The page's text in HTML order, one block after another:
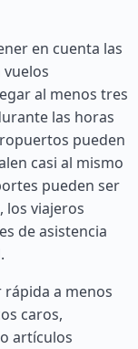
en cuenta las
al menos tres
las horas
pueden
casi al mismo
pueden ser
los viajeros
de asistencia
rápida a menos
caros,
artículos